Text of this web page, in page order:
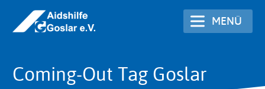
Direkt
zum
MENÜ
Coming-Out Tag Goslar